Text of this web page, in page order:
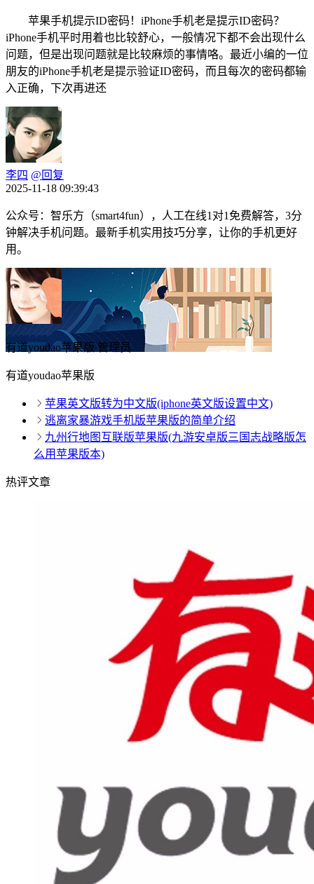
苹果手机提示ID密码！iPhone手机老是提示ID密码？
iPhone手机平时用着也比较舒心，一般情况下都不会出现什么
问题，但是出现问题就是比较麻烦的事情咯。最近小编的一位
朋友的iPhone手机老是提示验证ID密码，而且每次的密码都输
入正确，下次再进还
李四 @回复
2025-11-18 09:39:43
公众号：智乐方（smart4fun），人工在线1对1免费解答，3分
钟解决手机问题。最新手机实用技巧分享，让你的手机更好
用。
有道youdao苹果版管理员
有道youdao苹果版
苹果英文版转为中文版(iphone英文版设置中文)
逃离家暴游戏手机版苹果版的简单介绍
九州行地图互联版苹果版(九游安卓版三国志战略版怎
么用苹果版本)
热评文章